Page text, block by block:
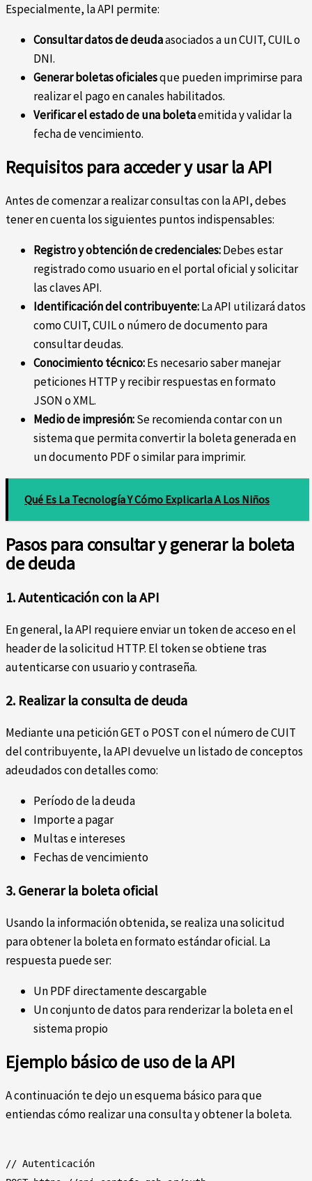
Especialmente, la API permite:
Consultar datos de deudaasociados a un CUIT, CUIL o
DNI.
Generar boletas oficialesque pueden imprimirse para
realizar el pago en canales habilitados.
Verificar el estado de una boletaemitida y validar la
fecha de vencimiento.
Requisitos para acceder y usar la API
Antes de comenzar a realizar consultas con la API, debes
tener en cuenta los siguientes puntos indispensables:
Registro y obtención de credenciales:Debes estar
registrado como usuario en el portal oficial y solicitar
las claves API.
Identificación del contribuyente:La API utilizará datos
como CUIT, CUIL o número de documento para
consultar deudas.
Conocimiento técnico:Es necesario saber manejar
peticiones HTTP y recibir respuestas en formato
JSON o XML.
Medio de impresión:Se recomienda contar con un
sistema que permita convertir la boleta generada en
un documento PDF o similar para imprimir.
Qué Es La Tecnología Y Cómo Explicarla A Los Niños
Pasos para consultar y generar la boleta
de deuda
1. Autenticación con la API
En general, la API requiere enviar un token de acceso en el
header de la solicitud HTTP. El token se obtiene tras
autenticarse con usuario y contraseña.
2. Realizar la consulta de deuda
Mediante una petición GET o POST con el número de CUIT
del contribuyente, la API devuelve un listado de conceptos
adeudados con detalles como:
Período de la deuda
Importe a pagar
Multas e intereses
Fechas de vencimiento
3. Generar la boleta oficial
Usando la información obtenida, se realiza una solicitud
para obtener la boleta en formato estándar oficial. La
respuesta puede ser:
Un PDF directamente descargable
Un conjunto de datos para renderizar la boleta en el
sistema propio
Ejemplo básico de uso de la API
A continuación te dejo un esquema básico para que
entiendas cómo realizar una consulta y obtener la boleta.
// Autenticación